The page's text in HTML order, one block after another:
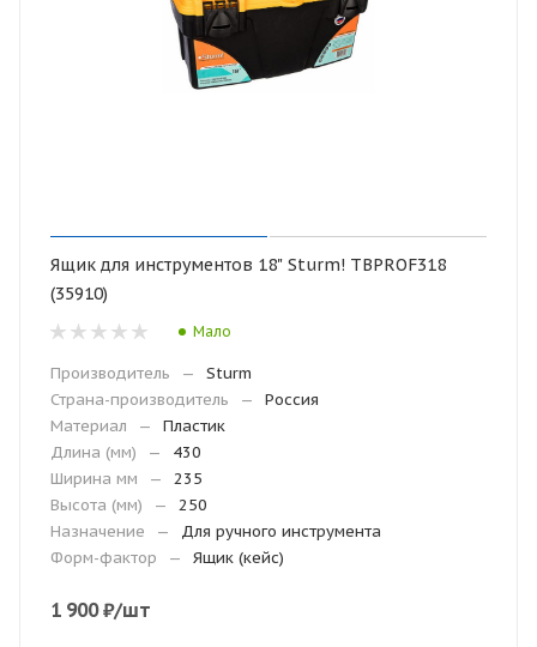
Ящик для инструментов 18" Sturm! TBPROF318
(35910)
Мало
Производитель —
Sturm
Страна-производитель
—
Россия
Материал
—
Пластик
Длина (мм)
—
430
Ширина мм
—
235
Высота (мм)
—
250
Назначение
—
Для ручного инструмента
Форм-фактор
— Ящик (кейс)
1 900₽/шт